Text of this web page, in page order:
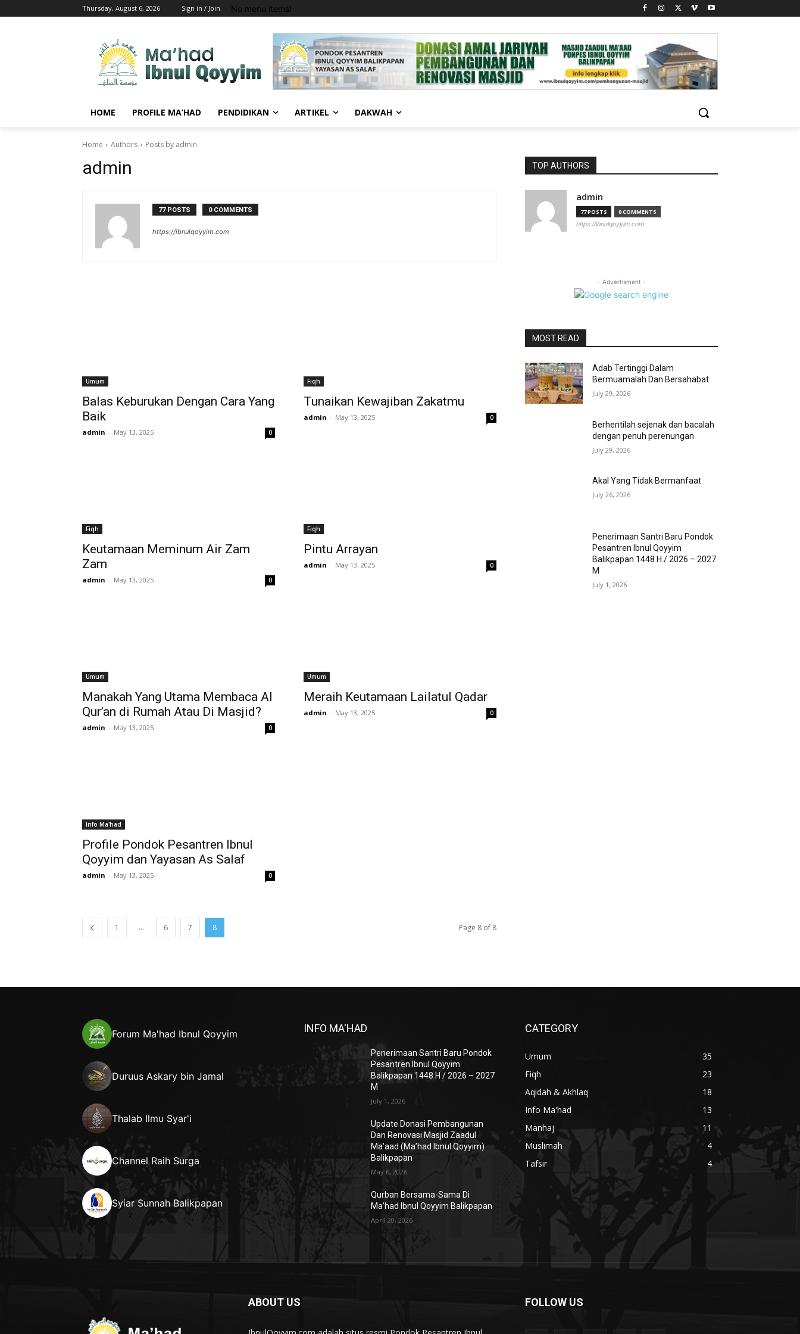
Thursday, August 6, 2026 Sign in / Join No menu items!
HOME PROFILE MA’HAD PENDIDIKAN ARTIKEL DAKWAH
Home Authors Posts by admin
admin
77 POSTS 0 COMMENTS
https://ibnulqoyyim.com
Umum
Balas Keburukan Dengan Cara Yang
Baik
admin - May 13, 2025 0
Fiqh
Tunaikan Kewajiban Zakatmu
admin - May 13, 2025 0
Fiqh
Keutamaan Meminum Air Zam
Zam
admin - May 13, 2025 0
Fiqh
Pintu Arrayan
admin - May 13, 2025 0
Umum
Manakah Yang Utama Membaca Al
Qur’an di Rumah Atau Di Masjid?
admin - May 13, 2025 0
Umum
Meraih Keutamaan Lailatul Qadar
admin - May 13, 2025 0
Info Ma'had
Profile Pondok Pesantren Ibnul
Qoyyim dan Yayasan As Salaf
admin - May 13, 2025 0
1 ... 6 7 8 Page 8 of 8
TOP AUTHORS
admin
77 POSTS 0 COMMENTS
https://ibnulqoyyim.com
- Advertisment -
MOST READ
Adab Tertinggi Dalam
Bermuamalah Dan Bersahabat
July 29, 2026
Berhentilah sejenak dan bacalah
dengan penuh perenungan
July 29, 2026
Akal Yang Tidak Bermanfaat
July 26, 2026
Penerimaan Santri Baru Pondok
Pesantren Ibnul Qoyyim
Balikpapan 1448 H / 2026 – 2027
M
July 1, 2026
Forum Ma'had Ibnul Qoyyim
Duruus Askary bin Jamal
Thalab Ilmu Syar'i
Channel Raih Surga
Syiar Sunnah Balikpapan
INFO MA'HAD
Penerimaan Santri Baru Pondok
Pesantren Ibnul Qoyyim
Balikpapan 1448 H / 2026 – 2027
M
July 1, 2026
Update Donasi Pembangunan
Dan Renovasi Masjid Zaadul
Ma’aad (Ma’had Ibnul Qoyyim)
Balikpapan
May 6, 2026
Qurban Bersama-Sama Di
Ma’had Ibnul Qoyyim Balikpapan
April 20, 2026
CATEGORY
Umum
35
Fiqh
23
Aqidah & Akhlaq
18
Info Ma'had
13
Manhaj
11
Muslimah
4
Tafsir
4
ABOUT US FOLLOW US